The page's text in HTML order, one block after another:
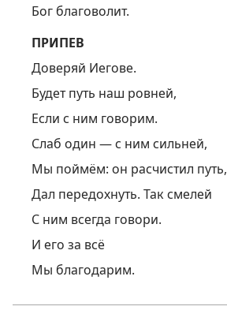
Бог благоволит.
ПРИПЕВ
Доверяй Иегове.
Будет путь наш ровней,
Если с ним говорим.
Слаб один — с ним сильней,
Мы поймём: он расчистил путь,
Дал передохнуть. Так смелей
С ним всегда говори.
И его за всё
Мы благодарим.